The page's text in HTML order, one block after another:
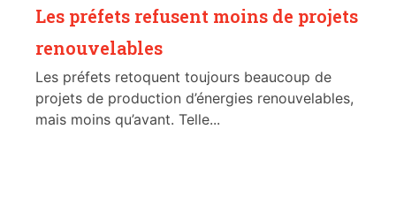
Les préfets refusent moins de projets
renouvelables
Les préfets retoquent toujours beaucoup de
projets de production d’énergies renouvelables,
mais moins qu’avant. Telle...